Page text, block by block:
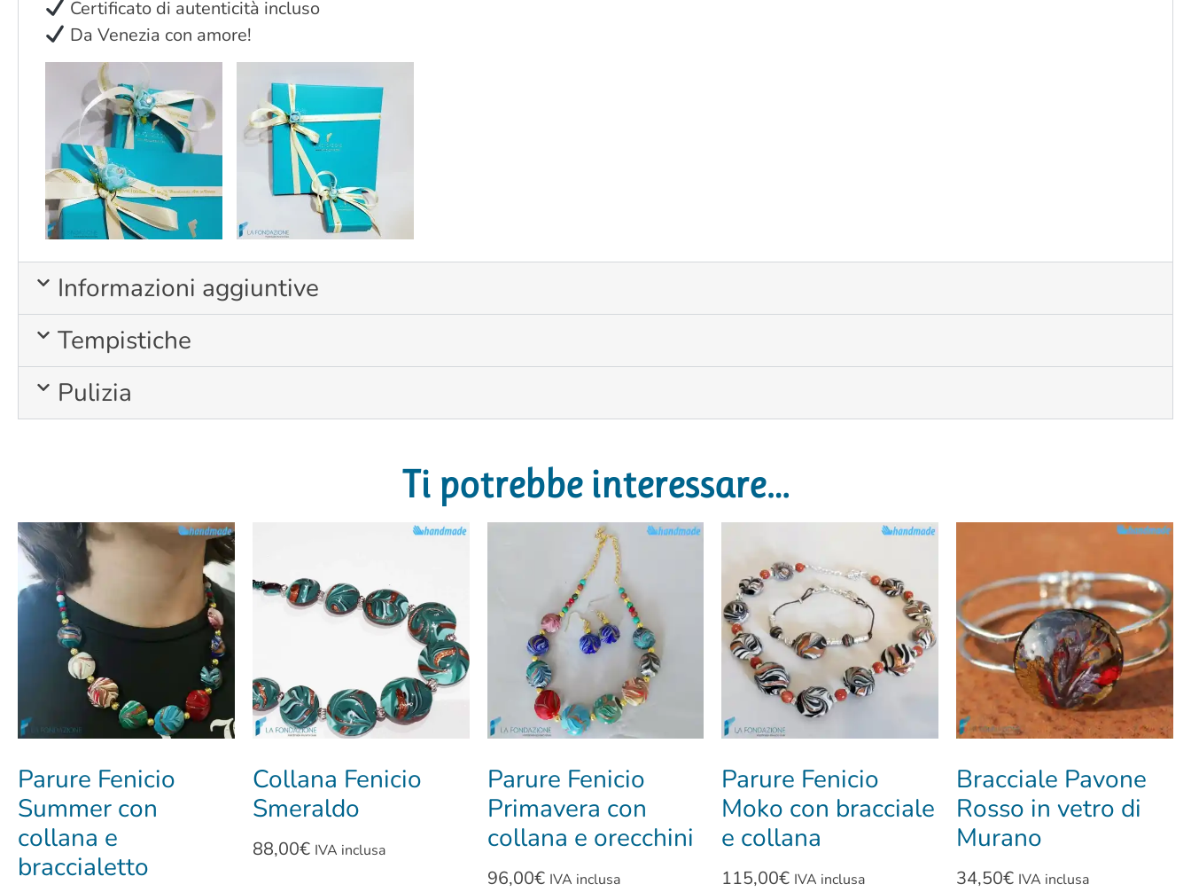
Certificato di autenticità incluso
Da Venezia con amore!
Informazioni aggiuntive
Tempistiche
Pulizia
Ti potrebbe interessare…
Parure Fenicio
Summer con
collana e
braccialetto
Collana Fenicio
Smeraldo
88,00€ IVA inclusa
Parure Fenicio
Primavera con
collana e orecchini
96,00€ IVA inclusa
Parure Fenicio
Moko con bracciale
e collana
115,00€ IVA inclusa
Bracciale Pavone
Rosso in vetro di
Murano
34,50€ IVA inclusa